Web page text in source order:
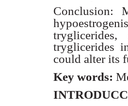
Conclusion:
tryglicerides
could alter its
Key words: